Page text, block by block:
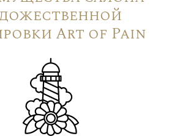
Art of Pain